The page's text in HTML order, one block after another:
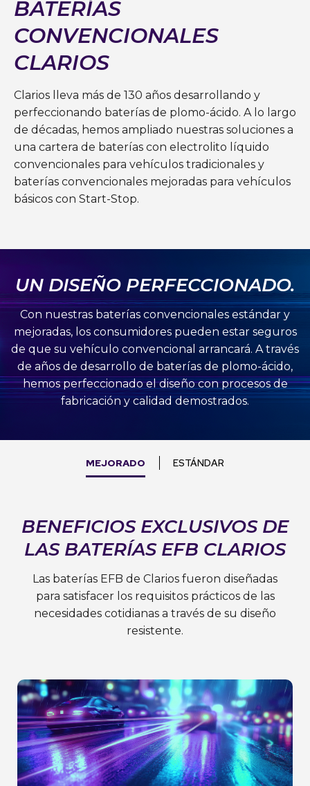
BATERÍAS
CONVENCIONALES
CLARIOS
Clarios lleva más de 130 años desarrollando y
perfeccionando baterías de plomo-ácido. A lo largo
de décadas, hemos ampliado nuestras soluciones a
una cartera de baterías con electrolito líquido
convencionales para vehículos tradicionales y
baterías convencionales mejoradas para vehículos
básicos con Start-Stop.
UN DISEÑO PERFECCIONADO.
Con nuestras baterías convencionales estándar y
mejoradas, los consumidores pueden estar seguros
de que su vehículo convencional arrancará. A través
de años de desarrollo de baterías de plomo-ácido,
hemos perfeccionado el diseño con procesos de
fabricación y calidad demostrados.
MEJORADO ESTÁNDAR
BENEFICIOS EXCLUSIVOS DE
LAS BATERÍAS EFB CLARIOS
Las baterías EFB de Clarios fueron diseñadas
para satisfacer los requisitos prácticos de las
necesidades cotidianas a través de su diseño
resistente.